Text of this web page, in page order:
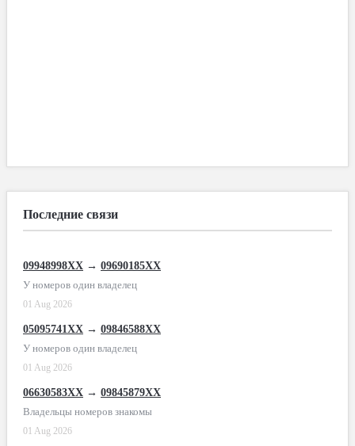
Последние связи
09948998XX → 09690185XX
У номеров один владелец
01 Aug 2026
05095741XX → 09846588XX
У номеров один владелец
01 Aug 2026
06630583XX → 09845879XX
Владельцы номеров знакомы
01 Aug 2026